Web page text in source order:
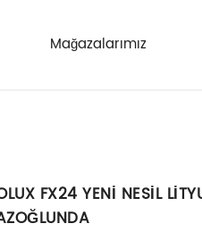
Mağazalarımız
FX24 YENİ NESİL